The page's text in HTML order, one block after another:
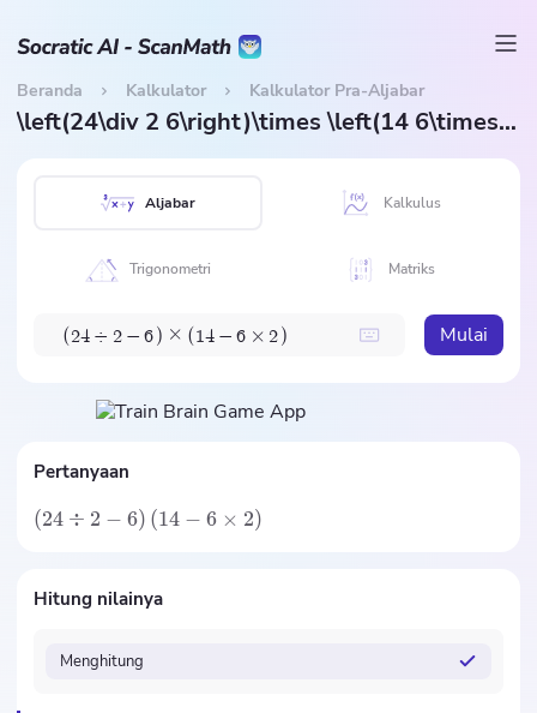
Beranda Kalkulator Kalkulator Pra-Aljabar
\left(24\div 2 6\right)\times \left(14 6\times 2\right)
Aljabar Kalkulus
Trigonometri Matriks
(24 ÷ 2 − 6) × (14 − 6 × 2) Mulai
Pertanyaan
(24 ÷ 2 − 6) (14 − 6 × 2)
Hitung nilainya
Menghitung